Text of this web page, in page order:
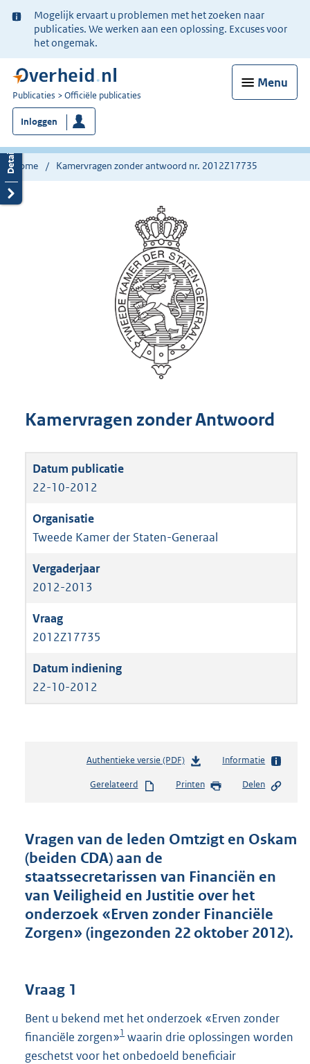
Ter
informatie:
Mogelijk ervaart u problemen met het zoeken naar
publicaties. We werken aan een oplossing. Excuses voor
het ongemak.
Menu
U
bent
nu
hier:
Publicaties Officiële publicaties
Inloggen
Home Kamervragen zonder antwoord nr. 2012Z17735
Kamervragen zonder Antwoord
22-10-2012
Tweede Kamer der Staten-Generaal
2012-2013
2012Z17735
22-10-2012
Authentieke versie (PDF)b
s
d
g
r
o
o
t
K
b
Informatie
Gerelateerd Printen Delen
Vragen van de leden Omtzigt en Oskam
(beiden CDA) aan de
staatssecretarissen van Financiën en
van Veiligheid en Justitie over het
onderzoek «Erven zonder Financiële
Zorgen» (ingezonden 22 oktober 2012).
Vraag 1
Bent u bekend met het onderzoek «Erven zonder
financiële zorgen»1 waarin drie oplossingen worden
geschetst voor het onbedoeld beneficiair